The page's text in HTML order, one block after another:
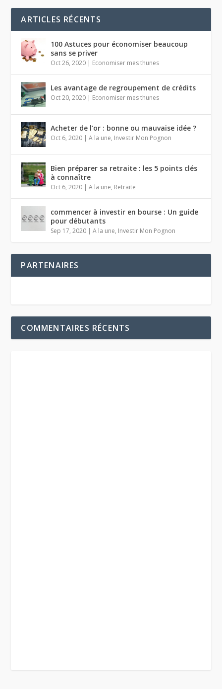
ARTICLES RÉCENTS
100 Astuces pour économiser beaucoup
sans se priver
Oct 26, 2020 | Economiser mes thunes
Les avantage de regroupement de crédits
Oct 20, 2020 | Economiser mes thunes
Acheter de l’or : bonne ou mauvaise idée ?
Oct 6, 2020 |A la une, Investir Mon Pognon
Bien préparer sa retraite : les 5 points clés
à connaître
Oct 6, 2020 |A la une, Retraite
commencer à investir en bourse : Un guide
pour débutants
Sep 17, 2020 |A la une, Investir Mon Pognon
PARTENAIRES
COMMENTAIRES RÉCENTS